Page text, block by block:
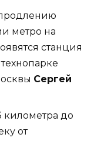
метро на
станция
Сергей
до
от